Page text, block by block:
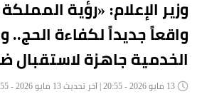
واقعاً جديداً لكفاءة الحج..
الخدمية جاهزة لاستقبال